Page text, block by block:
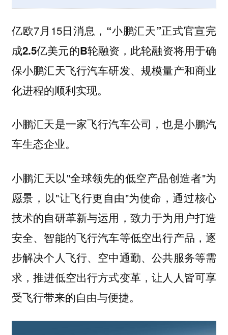
亿欧7月15日消息， “小鹏汇天”正式官宣完
成2.5亿美元的B轮融资 ，此轮融资将用于确
保小鹏汇天飞行汽车研发、规模量产和商业
化进程的顺利实现。
小鹏汇天是一家飞行汽车公司，也是小鹏汽
车生态企业。
小鹏汇天以"全球领先的低空产品创造者"为
愿景，以"让飞行更自由"为使命，通过核心
技术的自研革新与运用，致力于为用户打造
安全、智能的飞行汽车等低空出行产品，逐
步解决个人飞行、空中通勤、公共服务等需
求，推进低空出行方式变革，让人人皆可享
受飞行带来的自由与便捷。